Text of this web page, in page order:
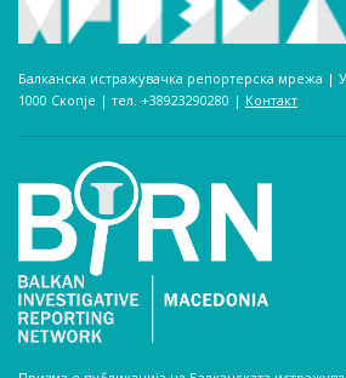
Балканска истражувачка репортерска мрежа |
1000 Скопје | тел. +38923290280­ | Контакт